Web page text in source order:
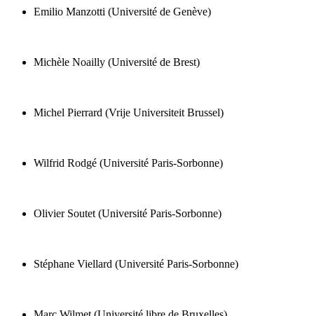
Emilio Manzotti (Université de Genève)
Michèle Noailly (Université de Brest)
Michel Pierrard (Vrije Universiteit Brussel)
Wilfrid Rodgé (Université Paris-Sorbonne)
Olivier Soutet (Université Paris-Sorbonne)
Stéphane Viellard (Université Paris-Sorbonne)